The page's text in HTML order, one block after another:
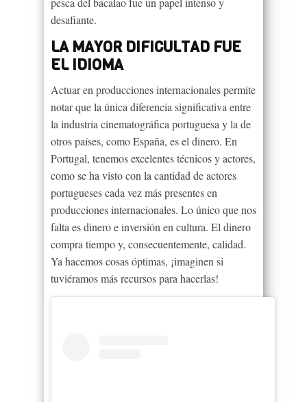
desafiante.
LA MAYOR DIFICULTAD FUE
EL IDIOMA
Actuar en producciones internacionales permite
notar que la única diferencia significativa entre
la industria cinematográfica portuguesa y la de
otros países, como España, es el dinero. En
Portugal, tenemos excelentes técnicos y actores,
como se ha visto con la cantidad de actores
portugueses cada vez más presentes en
producciones internacionales. Lo único que nos
falta es dinero e inversión en cultura. El dinero
compra tiempo y, consecuentemente, calidad.
Ya hacemos cosas óptimas, ¡imaginen si
tuviéramos más recursos para hacerlas!